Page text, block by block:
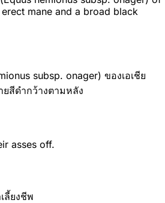
mane and a broad black
subsp. onager) ของเอเชีย
สีดำกว้างตามหลัง
asses off.
ลี้ยงชีพ